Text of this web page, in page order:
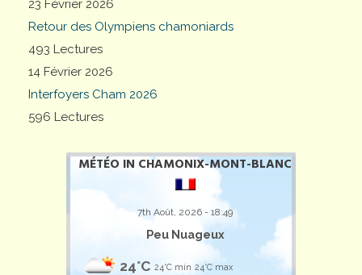
23 Février 2026
Retour des Olympiens chamoniards
493 Lectures
14 Février 2026
Interfoyers Cham 2026
596 Lectures
MÉTÉO IN CHAMONIX-MONT-BLANC
7th Août, 2026 - 18:49
Peu Nuageux
24°C 24°C min 24°C max